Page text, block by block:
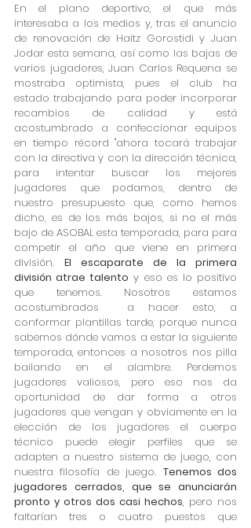
En el plano deportivo, el que más
interesaba a los medios y, tras el anuncio
de renovación de Haitz Gorostidi y Juan
Jodar esta semana, así como las bajas de
varios jugadores, Juan Carlos Requena se
mostraba optimista, pues el club ha
estado trabajando para poder incorporar
recambios de calidad y está
acostumbrado a confeccionar equipos
en tiempo récord "ahora tocará trabajar
con la directiva y con la dirección técnica,
para intentar buscar los mejores
jugadores que podamos, dentro de
nuestro presupuesto que, como hemos
dicho, es de los más bajos, si no el más
bajo de ASOBAL esta temporada, para para
competir el año que viene en primera
división. El escaparate de la primera
división atrae talento y eso es lo positivo
que tenemos. Nosotros estamos
acostumbrados  a hacer esto, a
conformar plantillas tarde, porque nunca
sabemos dónde vamos a estar la siguiente
temporada, entonces a nosotros nos pilla
bailando en el alambre. Perdemos
jugadores valiosos, pero eso nos da
oportunidad de dar forma a otros
jugadores que vengan y obviamente en la
elección de los jugadores el cuerpo
técnico puede elegir perfiles que se
adapten a nuestro sistema de juego, con
nuestra filosofía de juego. Tenemos dos
jugadores cerrados, que se anunciarán
pronto y otros dos casi hechos, pero nos
faltarían tres o cuatro puestos que